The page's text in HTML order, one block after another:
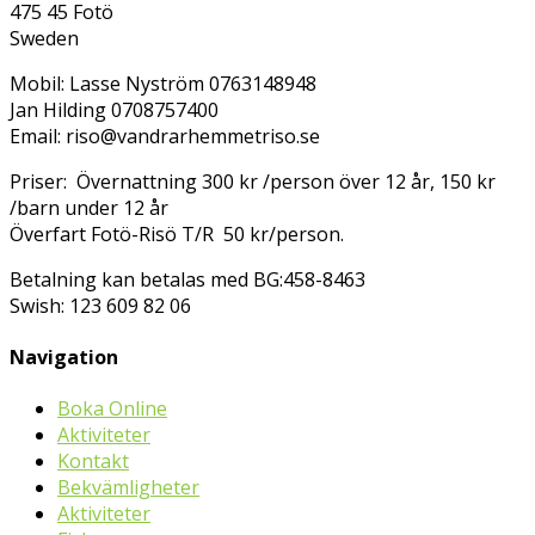
475 45 Fotö
Sweden
Mobil: Lasse Nyström 0763148948
Jan Hilding 0708757400
Email: riso@vandrarhemmetriso.se
Priser: Övernattning 300 kr /person över 12 år, 150 kr
/barn under 12 år
Överfart Fotö-Risö T/R 50 kr/person.
Betalning kan betalas med BG:458-8463
Swish: 123 609 82 06
Navigation
Boka Online
Aktiviteter
Kontakt
Bekvämligheter
Aktiviteter